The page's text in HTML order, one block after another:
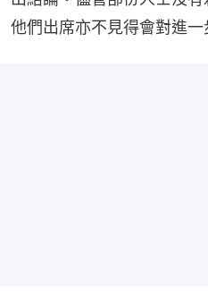
他們出席亦不見得會對進一